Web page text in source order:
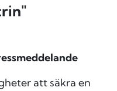
att säkra en